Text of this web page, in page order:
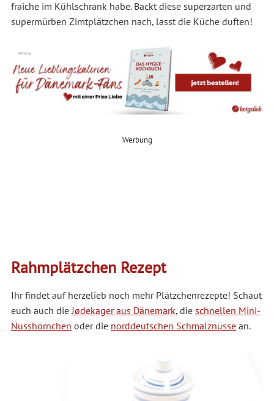
fraîche im Kühlschrank habe. Backt diese superzarten und
supermürben Zimtplätzchen nach, lasst die Küche duften!
Werbung
Rahmplätzchen Rezept
Ihr findet auf herzelieb noch mehr Plätzchenrezepte! Schaut
euch auch dieJødekager aus Dänemark, die schnellen Mini-
Nusshörnchen oder die norddeutschen Schmalznüssean.